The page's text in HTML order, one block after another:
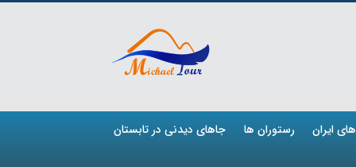
ایران رستوران ها جاهای دیدنی در تابستان